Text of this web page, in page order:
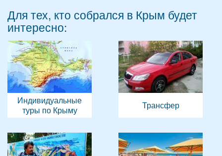
Для тех, кто собрался в Крым будет
интересно:
Индивидуальные
туры по Крыму
Трансфер